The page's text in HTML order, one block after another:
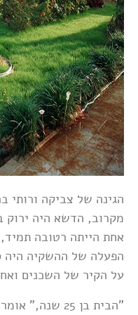
הגינה של צביקה ורותי
מקרוב, הדשא היה ירוק
אחת הייתה רטובה
הפעלה של ההשקיה היה
על הקיר של השכנים
"הבית בן 25